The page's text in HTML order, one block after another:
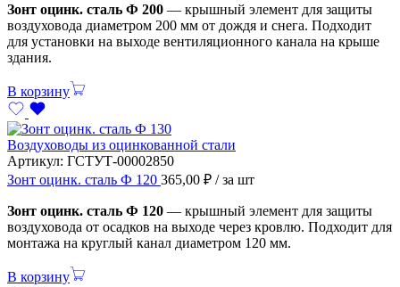
Зонт оцинк. сталь Ф 200 — крышный элемент для защиты
воздуховода диаметром 200 мм от дождя и снега. Подходит
для установки на выходе вентиляционного канала на крыше
здания.
В корзину
Воздуховоды из оцинкованной стали
Артикул: ГСТУТ-00002850
Зонт оцинк. сталь Ф 120 365,00 ₽ / за шт
Зонт оцинк. сталь Ф 120 — крышный элемент для защиты
воздуховода от осадков на выходе через кровлю. Подходит для
монтажа на круглый канал диаметром 120 мм.
В корзину